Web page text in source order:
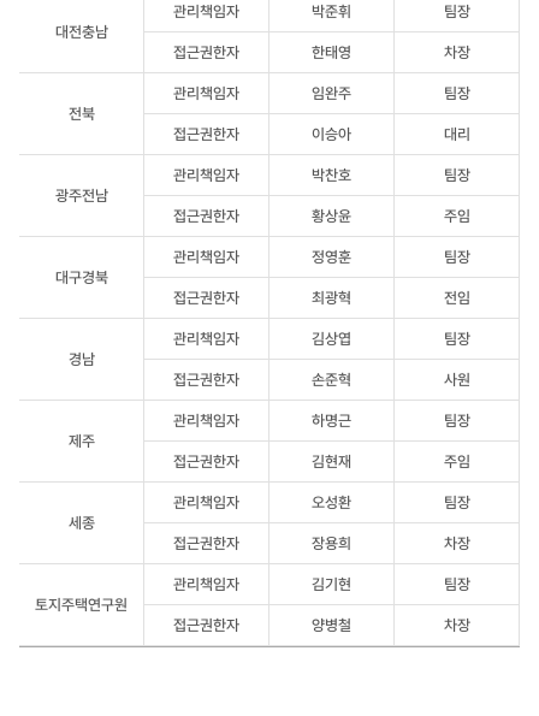
대전충남
관리책임자 박준휘 팀장
접근권한자 한태영 차장
전북
관리책임자 임완주 팀장
접근권한자 이승아 대리
광주전남
관리책임자 박찬호 팀장
접근권한자 황상윤 주임
대구경북
관리책임자 정영훈 팀장
접근권한자 최광혁 전임
경남
관리책임자 김상엽 팀장
접근권한자 손준혁 사원
제주
관리책임자 하명근 팀장
접근권한자 김현재 주임
세종
관리책임자 오성환 팀장
접근권한자 장용희 차장
토지주택연구원
관리책임자 김기현 팀장
접근권한자 양병철 차장